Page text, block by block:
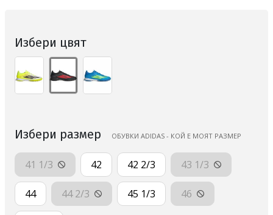
Избери цвят
Избери размер ОБУВКИ ADIDAS - КОЙ Е МОЯТ РАЗМЕР
41 1/3 42 42 2/3 43 1/3
44 44 2/3 45 1/3 46